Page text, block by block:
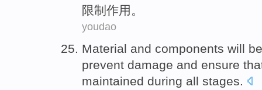
限制 作用 。
youdao
Material and components will
prevent damage and ensure
maintained during all stages.